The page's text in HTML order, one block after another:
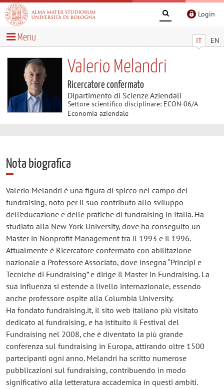
Login
IT EN
Menu
Valerio Melandri
Ricercatore confermato
Dipartimento di Scienze Aziendali
Settore scientifico disciplinare: ECON-06/A
Economia aziendale
Nota biografica
Valerio Melandri è una figura di spicco nel campo del
fundraising, noto per il suo contributo allo sviluppo
dell’educazione e delle pratiche di fundraising in Italia. Ha
studiato alla New York University, dove ha conseguito un
Master in Nonprofit Management tra il 1993 e il 1996.
Attualmente è Ricercatore confermato con abilitazione
nazionale a Professore Associato, dove insegna “Principi e
Tecniche di Fundraising” e dirige il Master in Fundraising. La
sua influenza si estende a livello internazionale, essendo
anche professore ospite alla Columbia University.
Ha fondato fundraising.it, il sito web italiano più visitato
dedicato al fundraising, e ha istituito il Festival del
Fundraising nel 2008, che è diventato la più grande
conferenza sul fundraising in Europa, attirando oltre 1500
partecipanti ogni anno. Melandri ha scritto numerose
pubblicazioni sul fundraising, contribuendo in modo
significativo alla letteratura accademica in questi ambiti.